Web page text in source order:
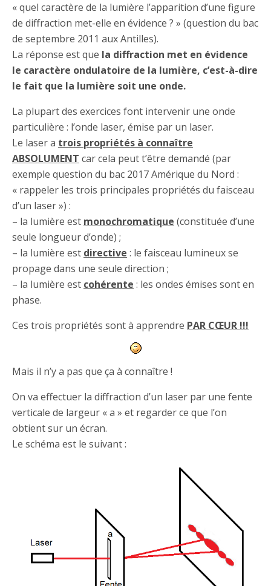
« quel caractère de la lumière l’apparition d’une figure
de diffraction met-elle en évidence ? » (question du bac
de septembre 2011 aux Antilles).
La réponse est que la diffraction met en évidence
le caractère ondulatoire de la lumière, c’est-à-dire
le fait que la lumière soit une onde.
La plupart des exercices font intervenir une onde
particulière : l’onde laser, émise par un laser.
Le laser a trois propriétés à connaître
ABSOLUMENT car cela peut t’être demandé (par
exemple question du bac 2017 Amérique du Nord :
« rappeler les trois principales propriétés du faisceau
d’un laser ») :
– la lumière est monochromatique (constituée d’une
seule longueur d’onde) ;
– la lumière est directive : le faisceau lumineux se
propage dans une seule direction ;
– la lumière est cohérente : les ondes émises sont en
phase.
Ces trois propriétés sont à apprendre PAR CŒUR !!!
Mais il n’y a pas que ça à connaître !
On va effectuer la diffraction d’un laser par une fente
verticale de largeur « a » et regarder ce que l’on
obtient sur un écran.
Le schéma est le suivant :